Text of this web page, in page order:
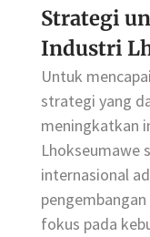
Strategi
Industri
Untuk
strategi yang
meningkatkan
Lhokseumawe
internasional
fokus pada